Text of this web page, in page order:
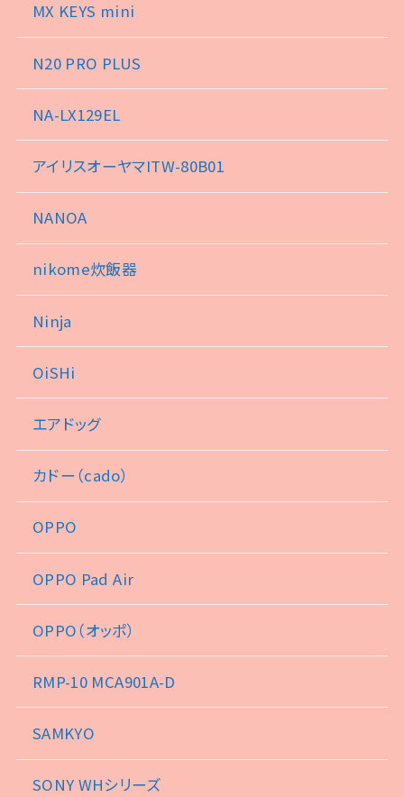
MX KEYS mini
N20 PRO PLUS
NA-LX129EL
アイリスオーヤマITW-80B01
NANOA
nikome炊飯器
Ninja
OiSHi
エアドッグ
カドー（cado）
OPPO
OPPO Pad Air
OPPO（オッポ）
RMP-10 MCA901A-D
SAMKYO
SONY WHシリーズ